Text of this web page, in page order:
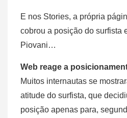
E nos Stories, a própria
cobrou a posição do surfista
Piovani…
Web reage a
Muitos internautas se
atitude do surfista, que
posição apenas para,